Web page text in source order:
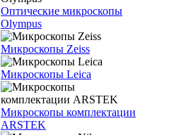
Оптические микроскопы
Olympus
Микроскопы Zeiss
Микроскопы Leica
Микроскопы комплектации
ARSTEK